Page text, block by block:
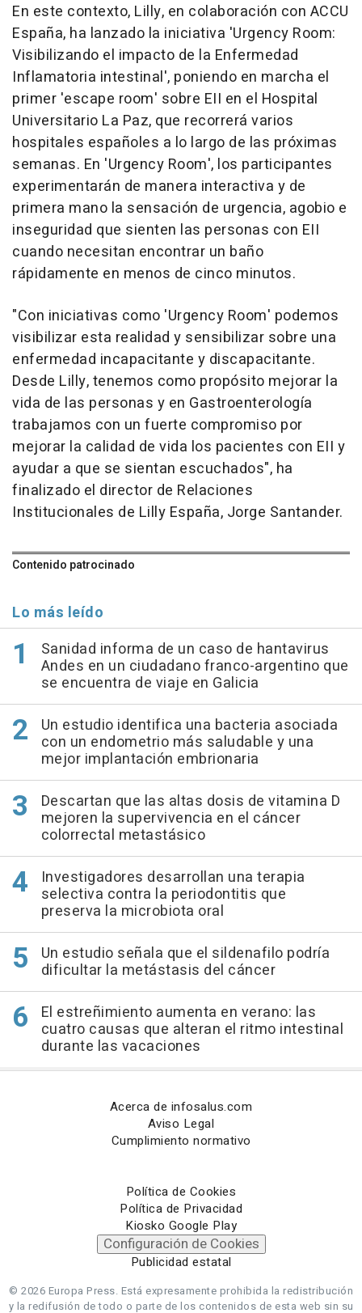
En este contexto, Lilly, en colaboración con ACCU
España, ha lanzado la iniciativa 'Urgency Room:
Visibilizando el impacto de la Enfermedad
Inflamatoria intestinal', poniendo en marcha el
primer 'escape room' sobre EII en el Hospital
Universitario La Paz, que recorrerá varios
hospitales españoles a lo largo de las próximas
semanas. En 'Urgency Room', los participantes
experimentarán de manera interactiva y de
primera mano la sensación de urgencia, agobio e
inseguridad que sienten las personas con EII
cuando necesitan encontrar un baño
rápidamente en menos de cinco minutos.
"Con iniciativas como 'Urgency Room' podemos
visibilizar esta realidad y sensibilizar sobre una
enfermedad incapacitante y discapacitante.
Desde Lilly, tenemos como propósito mejorar la
vida de las personas y en Gastroenterología
trabajamos con un fuerte compromiso por
mejorar la calidad de vida los pacientes con EII y
ayudar a que se sientan escuchados", ha
finalizado el director de Relaciones
Institucionales de Lilly España, Jorge Santander.
Contenido patrocinado
Lo más leído
Sanidad informa de un caso de hantavirus
Andes en un ciudadano franco-argentino que
se encuentra de viaje en Galicia
Un estudio identifica una bacteria asociada
con un endometrio más saludable y una
mejor implantación embrionaria
Descartan que las altas dosis de vitamina D
mejoren la supervivencia en el cáncer
colorrectal metastásico
Investigadores desarrollan una terapia
selectiva contra la periodontitis que
preserva la microbiota oral
Un estudio señala que el sildenafilo podría
dificultar la metástasis del cáncer
El estreñimiento aumenta en verano: las
cuatro causas que alteran el ritmo intestinal
durante las vacaciones
Acerca de infosalus.com
Aviso Legal
Cumplimiento normativo
Política de Cookies
Política de Privacidad
Kiosko Google Play
Configuración de Cookies
Publicidad estatal
© 2026 Europa Press. Está expresamente prohibida la redistribución
y la redifusión de todo o parte de los contenidos de esta web sin su